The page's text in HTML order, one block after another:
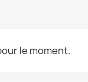
le moment.